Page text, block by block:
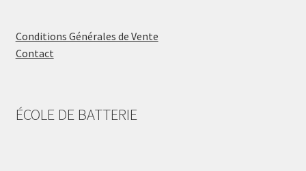
Conditions Générales de Vente
Contact
ÉCOLE DE BATTERIE